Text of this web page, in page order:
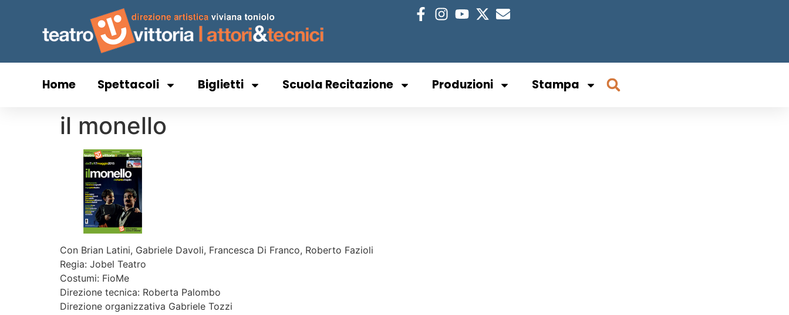
Home Spettacoli Biglietti Scuola Recitazione Produzioni Stampa
il monello
Con Brian Latini, Gabriele Davoli, Francesca Di Franco, Roberto Fazioli
Regia: Jobel Teatro
Costumi: FioMe
Direzione tecnica: Roberta Palombo
Direzione organizzativa Gabriele Tozzi